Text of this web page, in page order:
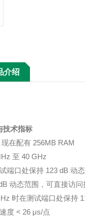
介绍
技术指标
现在配有 256MB RAM
至 40 GHz
试端口处保持 123 dB 动
dB 动态范围，可直接访
时在测试端口处保持
度 < 26 μs/点